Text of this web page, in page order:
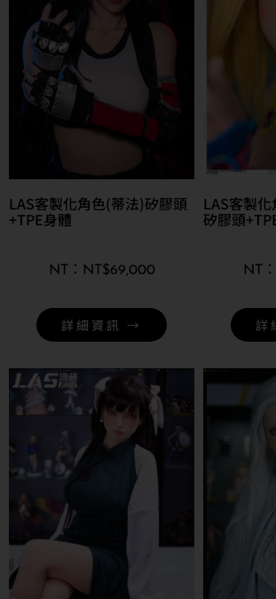
LAS客製化角色(蒂法)矽膠頭
+TPE身體
NT$69,000
詳細資訊 →
LAS客製
矽膠頭
詳